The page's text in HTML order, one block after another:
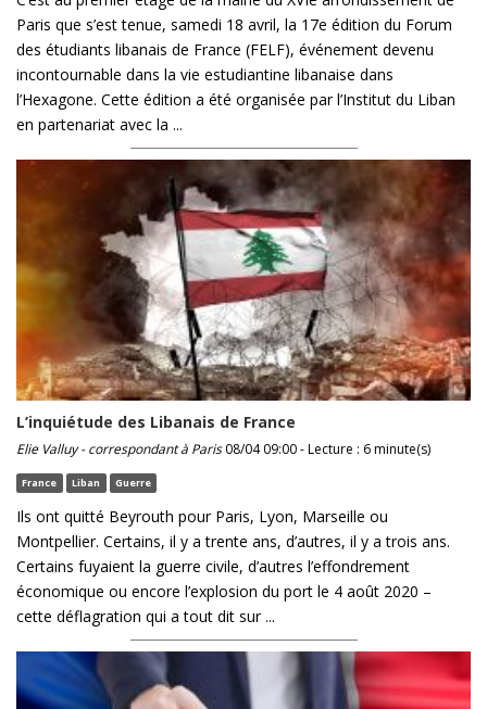
Paris que s’est tenue, samedi 18 avril, la 17e édition du Forum
des étudiants libanais de France (FELF), événement devenu
incontournable dans la vie estudiantine libanaise dans
l’Hexagone. Cette édition a été organisée par l’Institut du Liban
en partenariat avec la ...
L’inquiétude des Libanais de France
Elie Valluy - correspondant à Paris08/04 09:00 - Lecture : 6 minute(s)
France Liban Guerre
Ils ont quitté Beyrouth pour Paris, Lyon, Marseille ou
Montpellier. Certains, il y a trente ans, d’autres, il y a trois ans.
Certains fuyaient la guerre civile, d’autres l’effondrement
économique ou encore l’explosion du port le 4 août 2020 –
cette déflagration qui a tout dit sur ...